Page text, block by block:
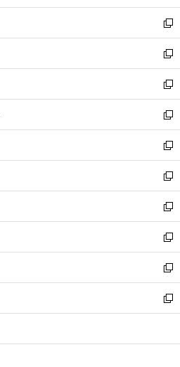
開
く
ウ
で
開
く
ン
ド
ウ
で
開
く
ウ
ィ
ン
ド
ウ
で
開
く
新
し
い
ウ
ィ
ン
ド
ウ
で
開
く
新
し
い
ウ
ィ
ン
ド
ウ
で
開
く
新
し
い
ウ
ィ
ン
ド
ウ
で
開
く
新
し
い
ウ
ィ
ン
ド
ウ
で
開
く
新
し
い
ウ
ィ
ン
ド
ウ
で
開
く
新
し
い
ウ
ィ
ン
ド
ウ
で
開
新
し
い
ウ
ィ
ン
ド
ウ
開
新
し
い
ウ
ィ
ン
ウ
新
し
い
ウ
ン
新
し
ウ